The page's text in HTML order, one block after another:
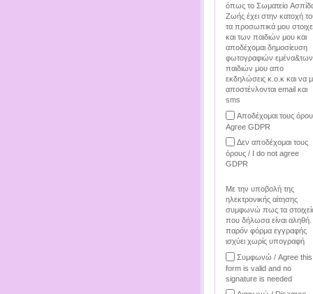
όπως το Σωματείο
Ζωής έχει στην κατοχή
τα προσωπικά μου
και των παιδιών μου και
αποδέχομαι δημοσίευση
φωτογραφιών εμένα&των
παιδιών μου απο
εκδηλώσεις κ.ο.κ και να
αποστένλονται email και
sms
Αποδέχομαι τους
Agree GDPR
Δεν αποδέχομαι τους
όρους / I do not agree
GDPR
Με την υποβολή της
ηλεκτρονικής αίτησης
συμφωνώ πως τα
που δήλωσα είναι
παρόν φόρμα εγγραφής
ισχύει χωρίς υπογραφή
Συμφωνώ / Agree this
form is valid and no
signature is needed